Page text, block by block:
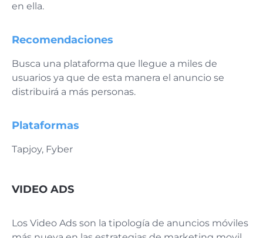
en ella.
Recomendaciones
Busca una plataforma que llegue a miles de
usuarios ya que de esta manera el anuncio se
distribuirá a más personas.
Plataformas
Tapjoy, Fyber
VIDEO ADS
Los Video Ads son la tipología de anuncios móviles